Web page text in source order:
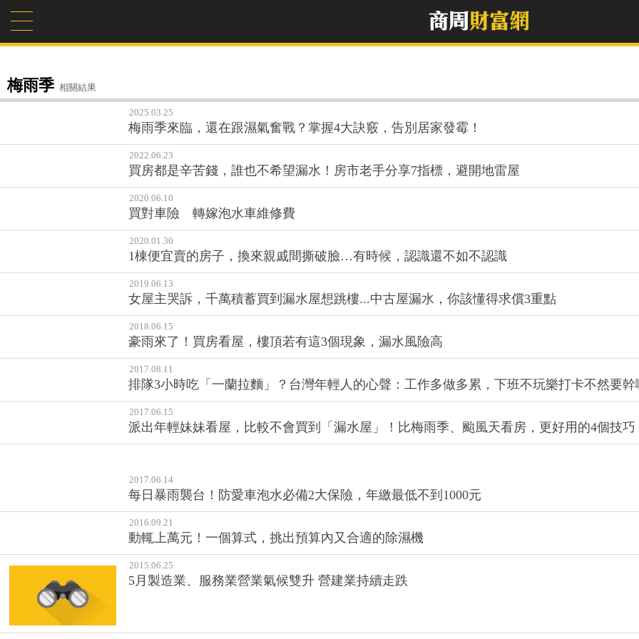
梅雨季 相關結果
2025.03.25
梅雨季來臨，還在跟濕氣奮戰？掌握4大訣竅，告別居家發霉！
2022.06.23
買房都是辛苦錢，誰也不希望漏水！房市老手分享7指標，避開地雷屋
2020.06.10
買對車險 轉嫁泡水車維修費
2020.01.30
1棟便宜賣的房子，換來親戚間撕破臉…有時候，認識還不如不認識
2019.06.13
女屋主哭訴，千萬積蓄買到漏水屋想跳樓...中古屋漏水，你該懂得求償3重點
2018.06.15
豪雨來了！買房看屋，樓頂若有這3個現象，漏水風險高
2017.08.11
排隊3小時吃「一蘭拉麵」？台灣年輕人的心聲：工作多做多累，下班不玩樂打卡不然要幹
2017.06.15
派出年輕妹妹看屋，比較不會買到「漏水屋」！比梅雨季、颱風天看房，更好用的4個技巧
2017.06.14
每日暴雨襲台！防愛車泡水必備2大保險，年繳最低不到1000元
2016.09.21
動輒上萬元！一個算式，挑出預算內又合適的除濕機
2015.06.25
5月製造業、服務業營業氣候雙升 營建業持續走跌